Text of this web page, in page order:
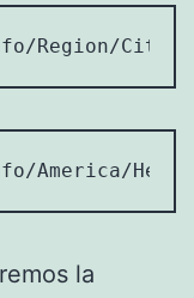
Region/City
America/
la